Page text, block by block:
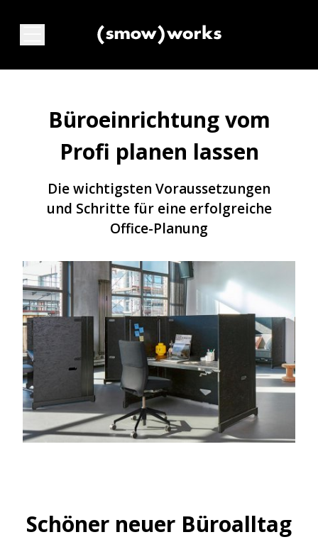
Büroeinrichtung vom
Profi planen lassen
Die wichtigsten Voraussetzungen
und Schritte für eine erfolgreiche
Office-Planung
Schöner neuer Büroalltag